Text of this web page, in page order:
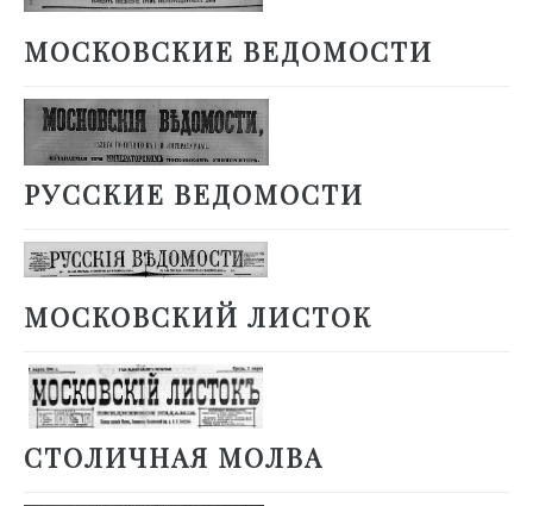
МОСКОВСКИЕ ВЕДОМОСТИ
РУССКИЕ ВЕДОМОСТИ
МОСКОВСКИЙ ЛИСТОК
СТОЛИЧНАЯ МОЛВА